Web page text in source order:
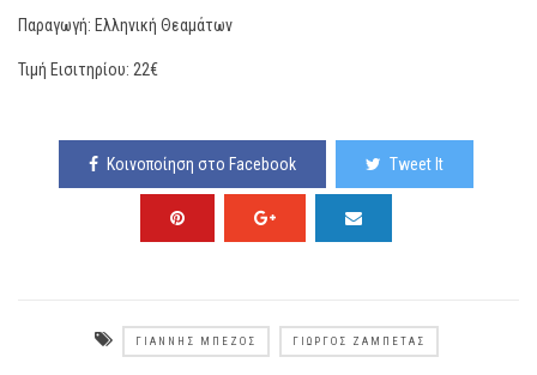
Παραγωγή: Ελληνική Θεαμάτων
Τιμή Εισιτηρίου: 22€
Κοινοποίηση στο Facebook Tweet It
ΓΙΆΝΝΗΣ ΜΠΈΖΟΣ ΓΙΏΡΓΟΣ ΖΑΜΠΈΤΑΣ